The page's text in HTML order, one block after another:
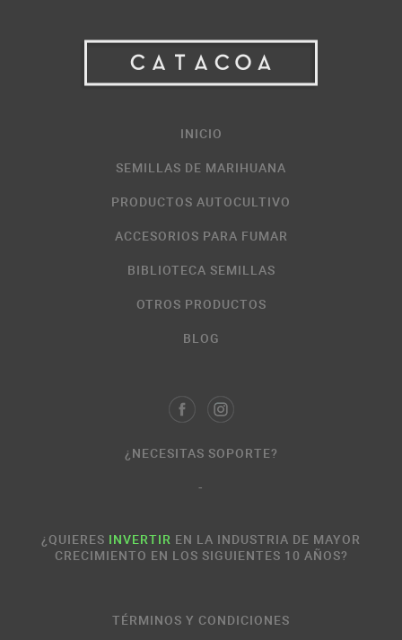
INICIO
SEMILLAS DE MARIHUANA
PRODUCTOS AUTOCULTIVO
ACCESORIOS PARA FUMAR
BIBLIOTECA SEMILLAS
OTROS PRODUCTOS
BLOG
¿NECESITAS SOPORTE?
-
¿QUIERES INVERTIR EN LA INDUSTRIA DE MAYOR
CRECIMIENTO EN LOS SIGUIENTES 10 AÑOS?
TÉRMINOS Y CONDICIONES